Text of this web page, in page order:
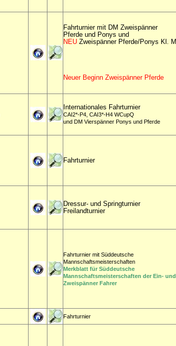
Fahrturnier mit DM Zweispänner
Pferde und Ponys und
NEU Zweispänner Pferde/Ponys Kl. M
Neuer Beginn Zweispänner Pferde
Internationales Fahrturnier
CAI2*-P4, CAI3*-H4 WCupQ
und DM Vierspänner Ponys und Pferde
Fahrturnier
Dressur- und Springturnier
Freilandturnier
Fahrturnier mit Süddeutsche
Mannschaftsmeisterschaften
Merkblatt für Süddeutsche
Mannschaftsmeisterschaften der Ein- und
Zweispänner Fahrer
Fahrturnier